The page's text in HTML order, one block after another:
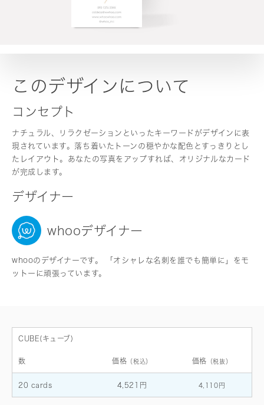
このデザインについて
コンセプト
ナチュラル、リラクゼーションといったキーワードがデザインに表
現されています。落ち着いたトーンの穏やかな配色とすっきりとし
たレイアウト。あなたの写真をアップすれば、オリジナルなカード
が完成します。
デザイナー
whooデザイナー
whooのデザイナーです。 「オシャレな名刺を誰でも簡単に」をモ
ットーに頑張っています。
CUBE(キューブ)
数 価格 （税込） 価格 （税抜）
20 cards 4,521円 4,110円